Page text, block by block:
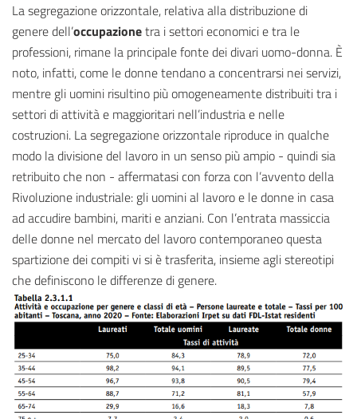
La segregazione orizzontale, relativa alla distribuzione di
genere dell’occupazionetra i settori economici e tra le
professioni, rimane la principale fonte dei divari uomo-donna. È
noto, infatti, come le donne tendano a concentrarsi nei servizi,
mentre gli uomini risultino più omogeneamente distribuiti tra i
settori di attività e maggioritari nell’industria e nelle
costruzioni. La segregazione orizzontale riproduce in qualche
modo la divisione del lavoro in un senso più ampio - quindi sia
retribuito che non - affermatasi con forza con l’avvento della
Rivoluzione industriale: gli uomini al lavoro e le donne in casa
ad accudire bambini, mariti e anziani. Con l’entrata massiccia
delle donne nel mercato del lavoro contemporaneo questa
spartizione dei compiti vi si è trasferita, insieme agli stereotipi
che definiscono le differenze di genere.